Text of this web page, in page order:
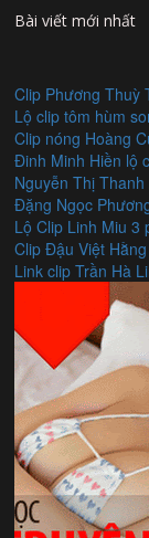
Bài viết mới nhất
Clip Phương Thuỳ
Lộ clip tôm hùm
Clip nóng Hoàng
Đinh Minh Hiền lộ
Nguyễn Thị
Đặng Ngọc
Lộ Clip Linh Miu 3
Clip Đậu Việt
Link clip Trần Hà